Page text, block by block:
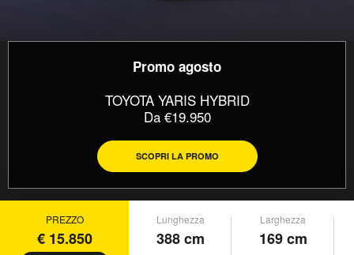
Promo agosto
TOYOTA YARIS HYBRID
Da €19.950
SCOPRI LA PROMO
PREZZO
€ 15.850
Lunghezza
388 cm
Larghezza
169 cm